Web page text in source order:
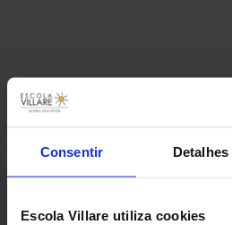
Consentir Detalhes
Escola Villare utiliza cookies